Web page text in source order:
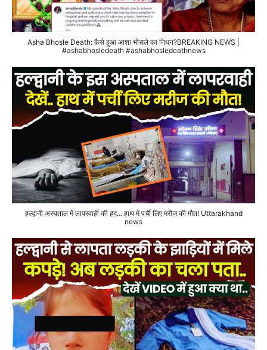
Asha Bhosle Death: कैसे हुआ आशा भोसले का निधन?BREAKING NEWS |
#ashabhosledeath #ashabhosledeathnews
हल्द्वानी अस्पताल में लापरवाही की हद... हाथ में पर्ची लिए मरीज की मौत! Uttarakhand
news